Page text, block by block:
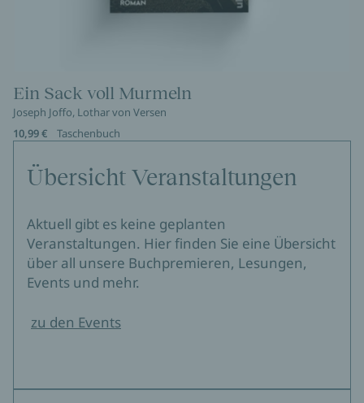
Ein Sack voll Murmeln
Joseph Joffo, Lothar von Versen
10,99 €
Taschenbuch
Übersicht Veranstaltungen
Aktuell gibt es keine geplanten
Veranstaltungen. Hier finden Sie eine Übersicht
über all unsere Buchpremieren, Lesungen,
Events und mehr.
zu den Events